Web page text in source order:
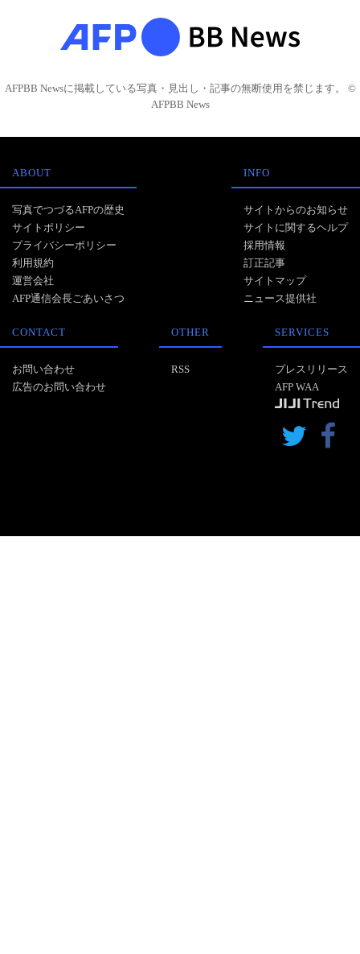
AFPBB Newsに掲載している写真・見出し・記事の無断使用を禁じます。 ©
AFPBB News
ABOUT
写真でつづるAFPの歴史
サイトポリシー
プライバシーポリシー
利用規約
運営会社
AFP通信会長ごあいさつ
INFO
サイトからのお知らせ
サイトに関するヘルプ
採用情報
訂正記事
サイトマップ
ニュース提供社
CONTACT
お問い合わせ
広告のお問い合わせ
OTHER
RSS
SERVICES
プレスリリース
AFP WAA